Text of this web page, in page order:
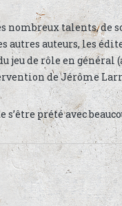
nombreux talents, de
autres auteurs, les
jeu de rôle en général
de Jérôme
s’être prété avec